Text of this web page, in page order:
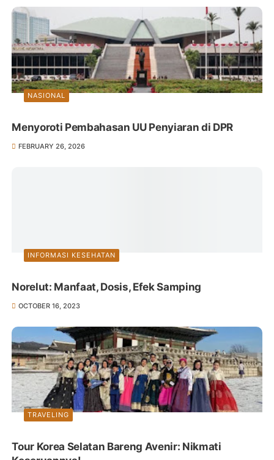
NASIONAL
Menyoroti Pembahasan UU Penyiaran di DPR
FEBRUARY 26, 2026
INFORMASI KESEHATAN
Norelut: Manfaat, Dosis, Efek Samping
OCTOBER 16, 2023
TRAVELING
Tour Korea Selatan Bareng Avenir: Nikmati